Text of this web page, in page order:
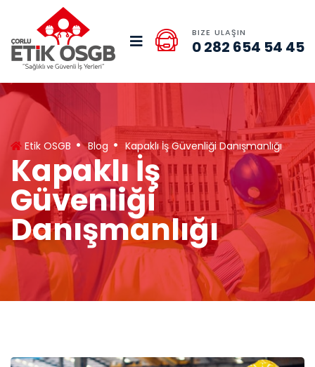
BIZE ULAŞIN
0 282 654 54 45
Etik OSGB Blog Kapaklı İş Güvenliği Danışmanlığı
Kapaklı İş
Güvenliği
Danışmanlığı